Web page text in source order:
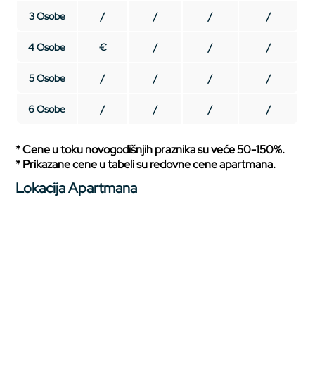
3 Osobe / / / /
4 Osobe € / / /
5 Osobe / / / /
6 Osobe / / / /
* Cene u toku novogodišnjih praznika su veće 50-150%.
* Prikazane cene u tabeli su redovne cene apartmana.
Lokacija Apartmana